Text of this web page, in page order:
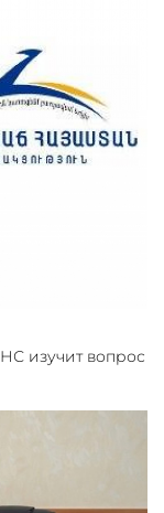
изучит вопрос